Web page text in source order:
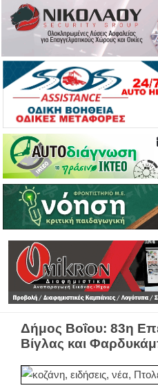
Δήμος Βοΐου: 83η
Βίγλας και